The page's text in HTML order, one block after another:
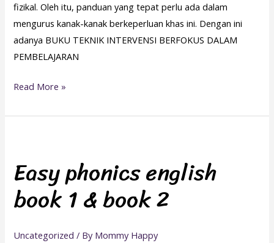
fizikal. Oleh itu, panduan yang tepat perlu ada dalam
mengurus kanak-kanak berkeperluan khas ini. Dengan ini
adanya BUKU TEKNIK INTERVENSI BERFOKUS DALAM
PEMBELAJARAN
Read More »
Easy phonics english
book 1 & book 2
Uncategorized / By Mommy Happy
english
1
book